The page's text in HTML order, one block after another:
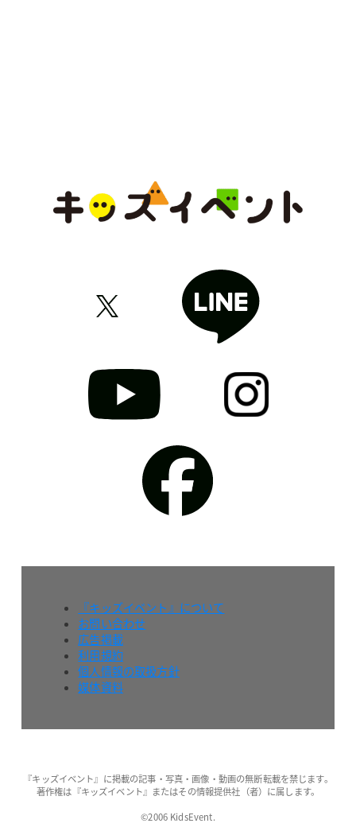
『キッズイベント』について
お問い合わせ
広告掲載
利用規約
個人情報の取扱方針
媒体資料
『キッズイベント』に掲載の記事・写真・画像・動画の無断転載を禁じます。
著作権は『キッズイベント』またはその情報提供社（者）に属します。
©2006 KidsEvent.